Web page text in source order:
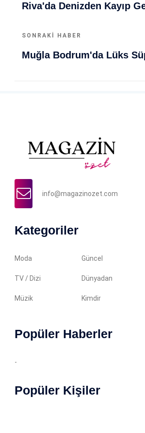
SONRAKI HABER
info@magazinozet.com
Kategoriler
Moda Güncel
TV / Dizi Dünyadan
Müzik Kimdir
Popüler Haberler
-
Popüler Kişiler